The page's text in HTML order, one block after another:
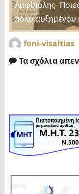
Αμφίπολης-
πολύ αυξημένου
foni-visaltias
Τα σχόλια